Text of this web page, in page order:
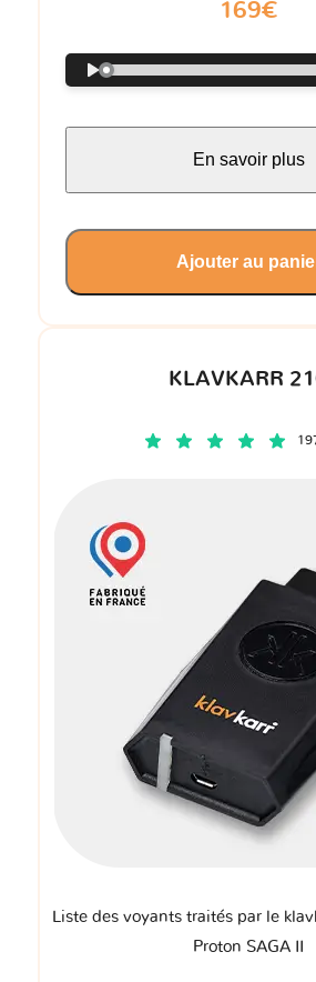
KLAVKARR
Liste des voyants traités par le
Proton SAGA II
169€
En savoir plus
Ajouter au